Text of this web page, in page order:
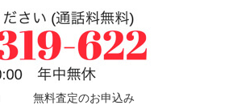
無料査定のお申込み